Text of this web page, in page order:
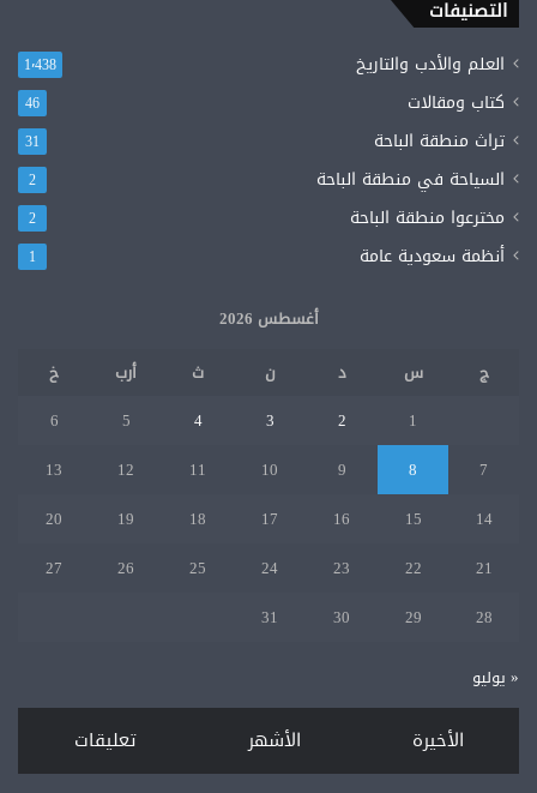
الطيبة
تجبرك
على
محبته.
التصنيفات
العلم والأدب والتاريخ 1٬438
كتاب ومقالات 46
تراث منطقة الباحة 31
السياحة في منطقة الباحة 2
مخترعوا منطقة الباحة 2
أنظمة سعودية عامة 1
أغسطس 2026
ج
س د ن ث أرب
خ
1
2
3
4
5
6
7
8
9
10
11
12
13
14
15
16
17
18
19
20
21
22
23
24
25
26
27
28
29
30
31
« يوليو
الأخيرة الأشهر تعليقات